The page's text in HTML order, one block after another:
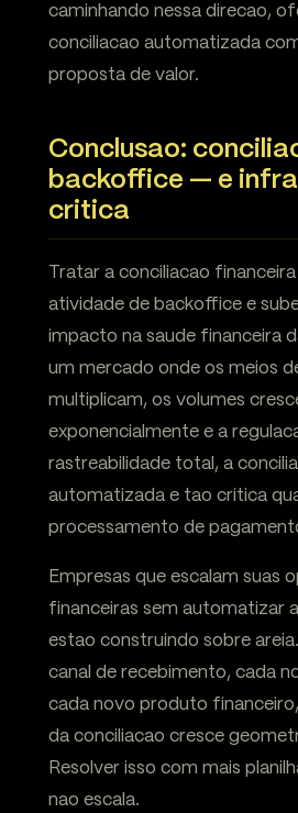
caminhando nessa direcao,
conciliacao automatizada
proposta de valor.
Conclusao:
backoffice — e
critica
Tratar a conciliacao
atividade de backoffice e
impacto na saude financeira
um mercado onde os meios
multiplicam, os volumes
exponencialmente e a
rastreabilidade total, a
automatizada e tao critica
processamento de
Empresas que escalam suas
financeiras sem automatizar
estao construindo sobre
canal de recebimento, cada
cada novo produto
da conciliacao cresce
Resolver isso com mais
nao escala.